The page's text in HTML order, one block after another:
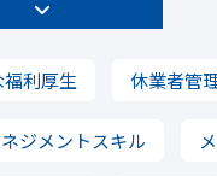
利厚生 休業者管
ジメントスキル